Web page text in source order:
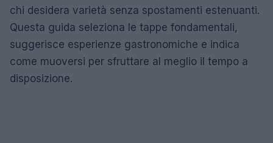
chi desidera varietà senza spostamenti estenuanti.
Questa guida seleziona le tappe fondamentali,
suggerisce esperienze gastronomiche e indica
come muoversi per sfruttare al meglio il tempo a
disposizione.